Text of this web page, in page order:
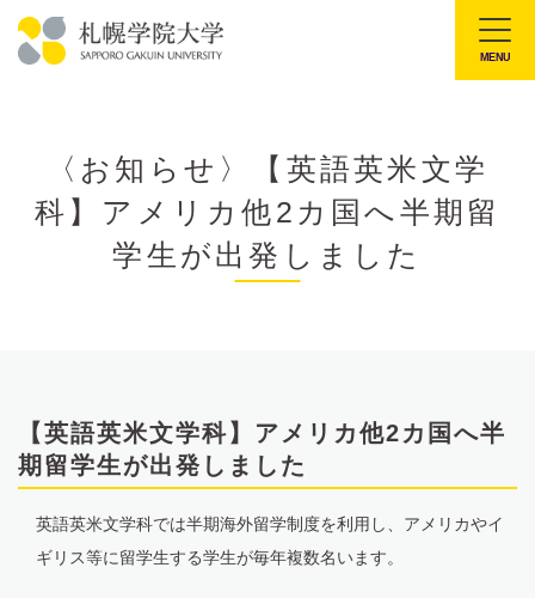
文
大
MENU
〈お知らせ〉【英語英米文学
科】アメリカ他2カ国へ半期留
学生が出発しました
【英語英米文学科】アメリカ他2カ国へ半
期留学生が出発しました
英語英米文学科では半期海外留学制度を利用し、アメリカやイ
ギリス等に留学生する学生が毎年複数名います。